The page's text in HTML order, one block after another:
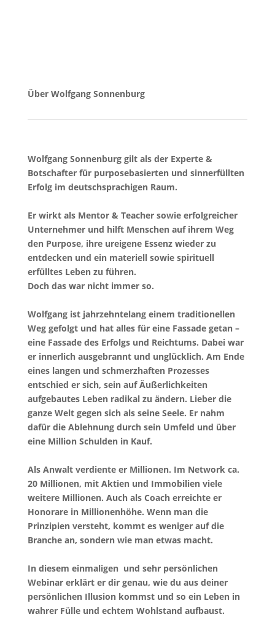
Über Wolfgang Sonnenburg
Wolfgang Sonnenburg gilt als der Experte &
Botschafter für purposebasierten und sinnerfüllten
Erfolg im deutschsprachigen Raum.
Er wirkt als Mentor & Teacher sowie erfolgreicher
Unternehmer und hilft Menschen auf ihrem Weg
den Purpose, ihre ureigene Essenz wieder zu
entdecken und ein materiell sowie spirituell
erfülltes Leben zu führen.
Doch das war nicht immer so.
Wolfgang ist jahrzehntelang einem traditionellen
Weg gefolgt und hat alles für eine Fassade getan –
eine Fassade des Erfolgs und Reichtums. Dabei war
er innerlich ausgebrannt und unglücklich. Am Ende
eines langen und schmerzhaften Prozesses
entschied er sich, sein auf Äußerlichkeiten
aufgebautes Leben radikal zu ändern. Lieber die
ganze Welt gegen sich als seine Seele. Er nahm
dafür die Ablehnung durch sein Umfeld und über
eine Million Schulden in Kauf.
Als Anwalt verdiente er Millionen. Im Network ca.
20 Millionen, mit Aktien und Immobilien viele
weitere Millionen. Auch als Coach erreichte er
Honorare in Millionenhöhe. Wenn man die
Prinzipien versteht, kommt es weniger auf die
Branche an, sondern wie man etwas macht.
In diesem einmaligen und sehr persönlichen
Webinar erklärt er dir genau, wie du aus deiner
persönlichen Illusion kommst und so ein Leben in
wahrer Fülle und echtem Wohlstand aufbaust.